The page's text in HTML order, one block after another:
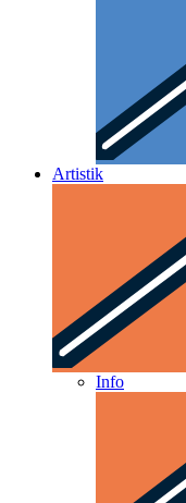
Artistik
Info